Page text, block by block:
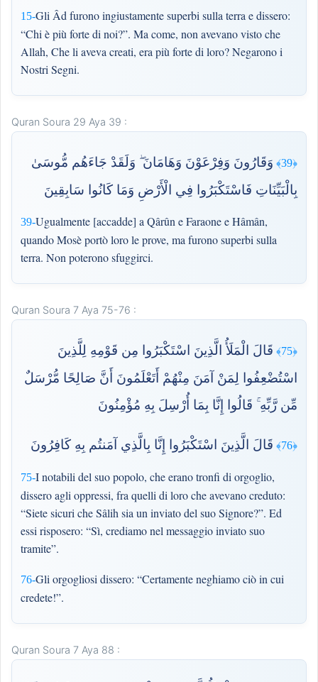
15-Gli Âd furono ingiustamente superbi sulla terra e dissero:
“Chi è più forte di noi?”. Ma come, non avevano visto che
Allah, Che li aveva creati, era più forte di loro? Negarono i
Nostri Segni.
Quran Soura 29 Aya 39 :
﴿39﴾
وَقَارُونَ وَفِرْعَوْنَ وَهَامَانَ ۖ وَلَقَدْ جَاءَهُم مُّوسَىٰ
بِالْبَيِّنَاتِ فَاسْتَكْبَرُوا فِي الْأَرْضِ وَمَا كَانُوا سَابِقِينَ
39-Ugualmente [accadde] a Qârûn e Faraone e Hâmân,
quando Mosè portò loro le prove, ma furono superbi sulla
terra. Non poterono sfuggirci.
Quran Soura 7 Aya 75-76 :
﴿75﴾
قَالَ الْمَلَأُ الَّذِينَ اسْتَكْبَرُوا مِن قَوْمِهِ لِلَّذِينَ
اسْتُضْعِفُوا لِمَنْ آمَنَ مِنْهُمْ أَتَعْلَمُونَ أَنَّ صَالِحًا مُّرْسَلٌ
مِّن رَّبِّهِ ۚ قَالُوا إِنَّا بِمَا أُرْسِلَ بِهِ مُؤْمِنُونَ
75-I notabili del suo popolo, che erano tronfi di orgoglio,
dissero agli oppressi, fra quelli di loro che avevano creduto:
“Siete sicuri che Sâlih sia un inviato del suo Signore?”. Ed
essi risposero: “Sì, crediamo nel messaggio inviato suo
tramite”.
﴿76﴾ قَالَ الَّذِينَ اسْتَكْبَرُوا إِنَّا بِالَّذِي آمَنتُم بِهِ كَافِرُونَ
76-Gli orgogliosi dissero: “Certamente neghiamo ciò in cui
credete!”.
Quran Soura 7 Aya 88 :